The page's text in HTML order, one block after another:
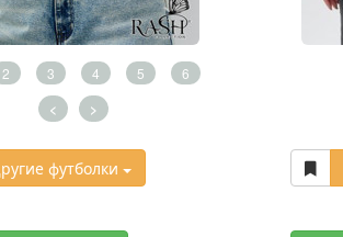
2 3 4 5 6
< >
футболки